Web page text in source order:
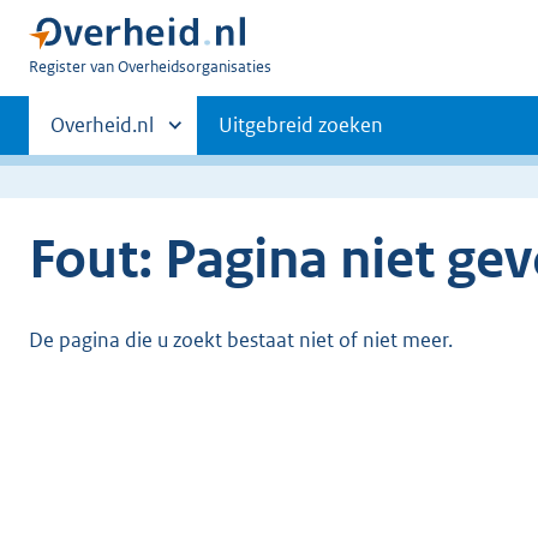
U
Register van Overheidsorganisaties
Primaire
navigatie
Andere
sites
Overheid.nl Uitgebreid zoeken
Fout: Pagina niet
De pagina die u zoekt bestaat niet of niet meer.